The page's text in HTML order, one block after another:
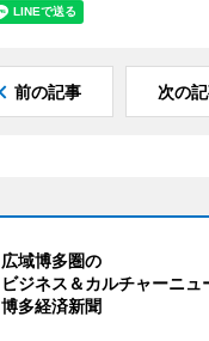
前の記事 次の
広域博多圏の
ビジネス＆カルチャーニュ
博多経済新聞